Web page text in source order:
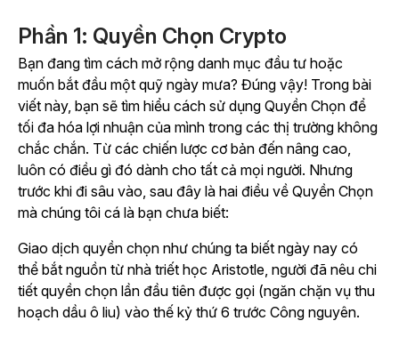
Phần 1: Quyền Chọn Crypto
Bạn đang tìm cách mở rộng danh mục đầu tư hoặc
muốn bắt đầu một quỹ ngày mưa? Đúng vậy! Trong bài
viết này, bạn sẽ tìm hiểu cách sử dụng Quyền Chọn để
tối đa hóa lợi nhuận của mình trong các thị trường không
chắc chắn. Từ các chiến lược cơ bản đến nâng cao,
luôn có điều gì đó dành cho tất cả mọi người. Nhưng
trước khi đi sâu vào, sau đây là hai điều về Quyền Chọn
mà chúng tôi cá là bạn chưa biết:
Giao dịch quyền chọn như chúng ta biết ngày nay có
thể bắt nguồn từ nhà triết học Aristotle, người đã nêu chi
tiết quyền chọn lần đầu tiên được gọi (ngăn chặn vụ thu
hoạch dầu ô liu) vào thế kỷ thứ 6 trước Công nguyên.